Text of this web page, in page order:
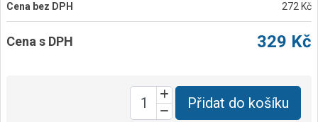
Cena bez DPH 272 Kč
Cena s DPH 329 Kč
Přidat do košíku